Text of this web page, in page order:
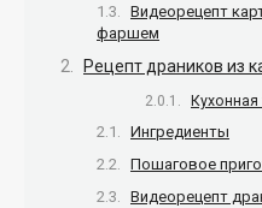
Видеорецепт
фаршем
Рецепт драников из
Кухонная
Ингредиенты
Пошаговое
Видеорецепт